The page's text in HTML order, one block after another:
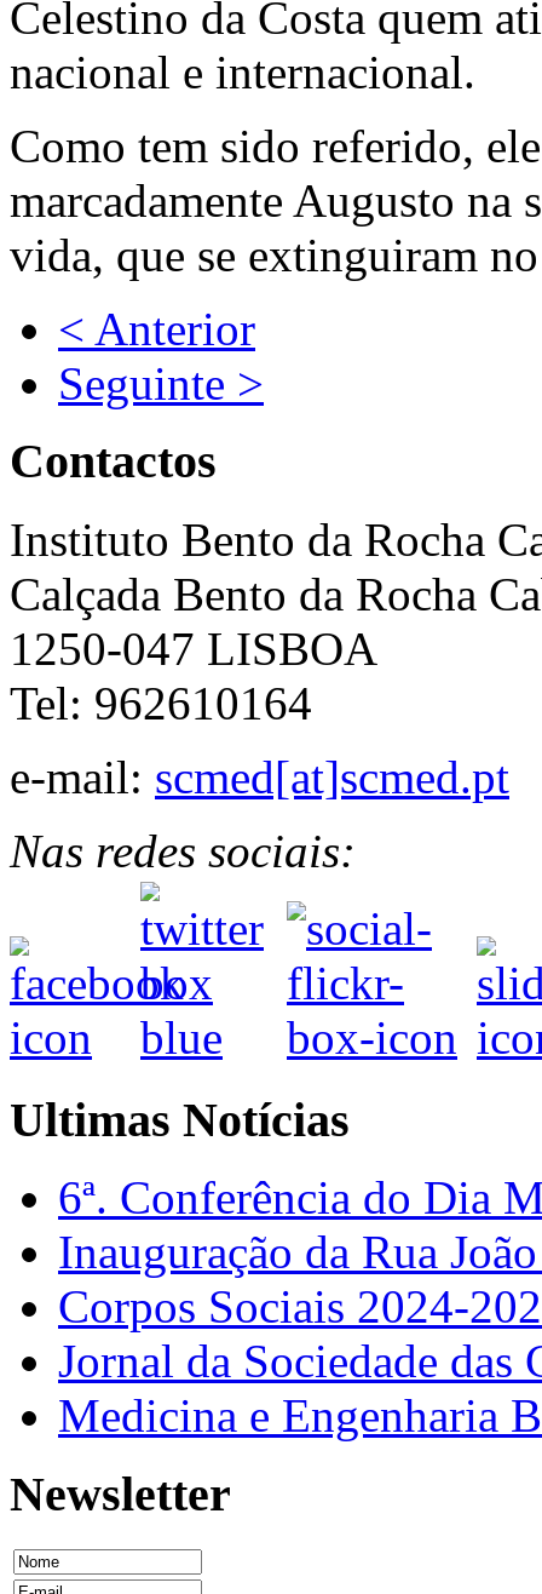
Celestino da Costa quem
nacional e internacional.
Como tem sido referido,
marcadamente Augusto na
vida, que se extinguiram
< Anterior
Seguinte >
Contactos
Instituto Bento da Rocha
Calçada Bento da Rocha
1250-047 LISBOA
Tel: 962610164
e-mail: scmed[at]scmed.pt
Nas redes sociais:
Ultimas Notícias
6ª. Conferência do Dia
Inauguração da Rua
Corpos Sociais 2024-
Jornal da Sociedade
Medicina e Engenharia
Newsletter